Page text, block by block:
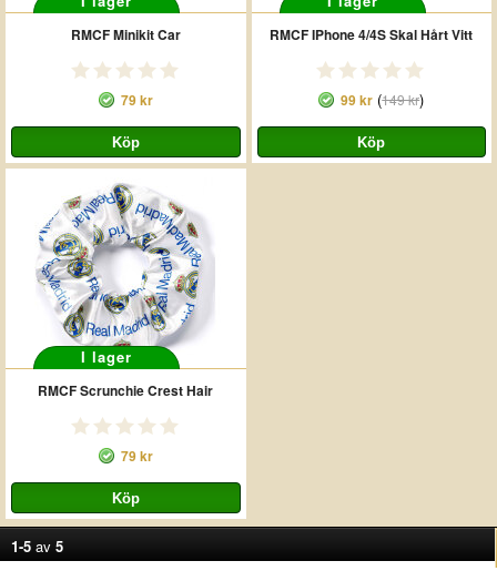
RMCF Minikit Car
79 kr
RMCF IPhone 4/4S Skal Hårt Vitt
99 kr (149 kr)
I lager
RMCF Scrunchie Crest Hair
79 kr
1-5 av 5